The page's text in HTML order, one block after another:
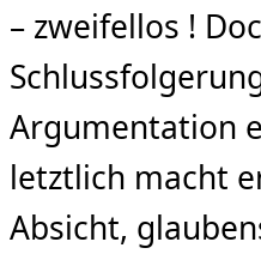
– zweifellos !
Argumentation
letztlich macht
Absicht,